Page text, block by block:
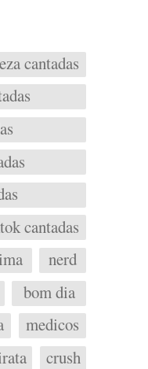
cantadas
cantadas
nerd
bom dia
medicos
crush